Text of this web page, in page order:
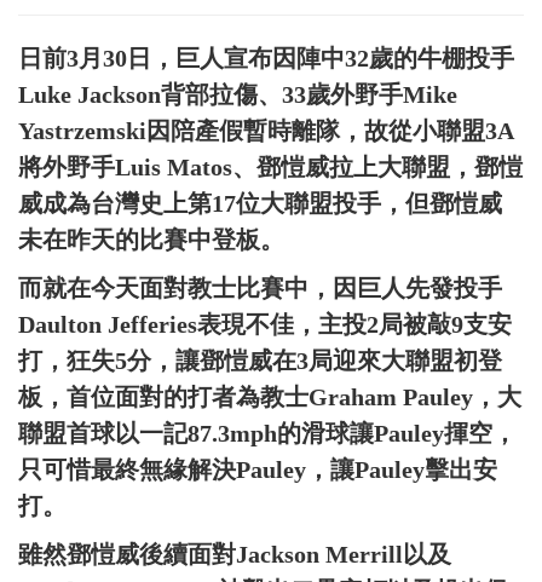
日前3月30日，巨人宣布因陣中32歲的牛棚投手
Luke Jackson背部拉傷、33歲外野手Mike
Yastrzemski因陪產假暫時離隊，故從小聯盟3A
將外野手Luis Matos、鄧愷威拉上大聯盟，鄧愷
威成為台灣史上第17位大聯盟投手，但鄧愷威
未在昨天的比賽中登板。
而就在今天面對教士比賽中，因巨人先發投手
Daulton Jefferies表現不佳，主投2局被敲9支安
打，狂失5分，讓鄧愷威在3局迎來大聯盟初登
板，首位面對的打者為教士Graham Pauley，大
聯盟首球以一記87.3mph的滑球讓Pauley揮空，
只可惜最終無緣解決Pauley，讓Pauley擊出安
打。
雖然鄧愷威後續面對Jackson Merrill以及